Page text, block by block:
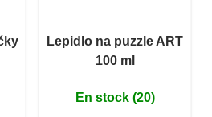
Lepidlo na puzzle ART
100 ml
En stock (20)